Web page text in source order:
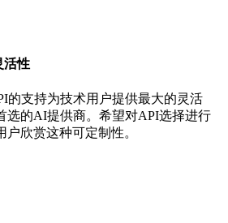
活性
的支持为技术用户提供最大的灵活
选的AI提供商。希望对API选择进行
欣赏这种可定制性。